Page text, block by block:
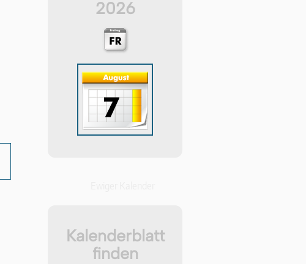
2026
Kalenderblatt
finden